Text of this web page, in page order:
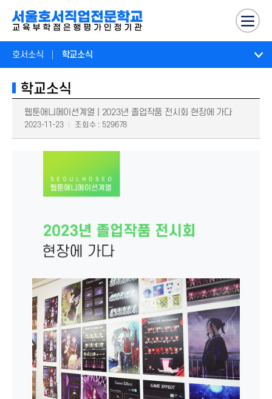
호서소식 학교소식
학교소식
웹툰애니메이션계열 | 2023년 졸업작품 전시회 현장에 가다
2023-11-23 조회수 : 529678